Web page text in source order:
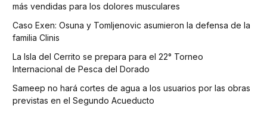
más vendidas para los dolores musculares
Caso Exen: Osuna y Tomljenovic asumieron la defensa de la
familia Clinis
La Isla del Cerrito se prepara para el 22° Torneo
Internacional de Pesca del Dorado
Sameep no hará cortes de agua a los usuarios por las obras
previstas en el Segundo Acueducto